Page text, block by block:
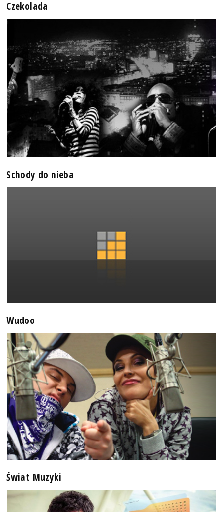
Czekolada
Schody do nieba
Wudoo
Świat Muzyki